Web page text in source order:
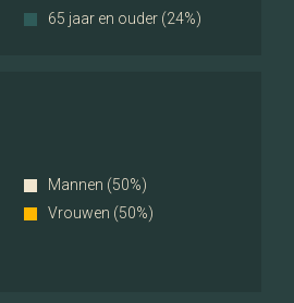
Woonruimte
65 jaar en ouder (24%)
Mannen (50%)
Vrouwen (50%)